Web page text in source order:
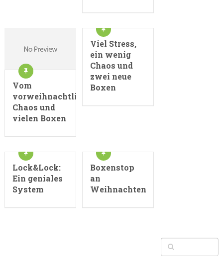
Vom
vorweihnachtlichem
Chaos und
vielen Boxen
Viel Stress,
ein wenig
Chaos und
zwei neue
Boxen
Lock&Lock:
Ein geniales
System
Boxenstop
an
Weihnachten